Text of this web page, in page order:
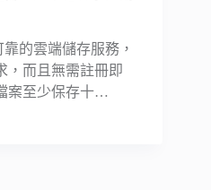
的雲端儲存服務，
，而且無需註冊即
案至少保存十…